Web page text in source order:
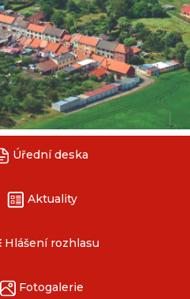
Úřední deska
Aktuality
Hlášení rozhlasu
Fotogalerie